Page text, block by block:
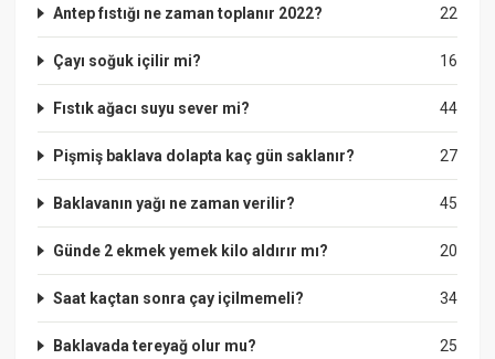
22
Antep fıstığı ne zaman toplanır 2022?
16
Çayı soğuk içilir mi?
44
Fıstık ağacı suyu sever mi?
27
Pişmiş baklava dolapta kaç gün saklanır?
45
Baklavanın yağı ne zaman verilir?
20
Günde 2 ekmek yemek kilo aldırır mı?
34
Saat kaçtan sonra çay içilmemeli?
25
Baklavada tereyağ olur mu?